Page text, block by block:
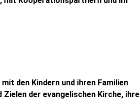
den Kindern und ihren Familien
der evangelischen Kirche, ihre